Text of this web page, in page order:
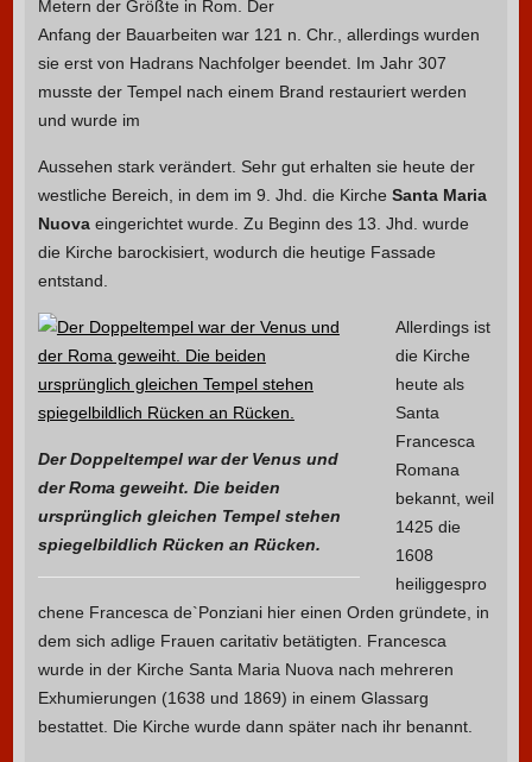
Metern der Größte in Rom. Der
Anfang der Bauarbeiten war 121 n. Chr., allerdings wurden
sie erst von Hadrans Nachfolger beendet. Im Jahr 307
musste der Tempel nach einem Brand restauriert werden
und wurde im
Aussehen stark verändert. Sehr gut erhalten sie heute der
westliche Bereich, in dem im 9. Jhd. die Kirche Santa Maria
Nuovaeingerichtet wurde. Zu Beginn des 13. Jhd. wurde
die Kirche barockisiert, wodurch die heutige Fassade
entstand.
Der Doppeltempel war der Venus und
der Roma geweiht. Die beiden
ursprünglich gleichen Tempel stehen
spiegelbildlich Rücken an Rücken.
Allerdings ist
die Kirche
heute als
Santa
Francesca
Romana
bekannt, weil
1425 die
1608
heiliggespro
chene Francesca de`Ponziani hier einen Orden gründete, in
dem sich adlige Frauen caritativ betätigten. Francesca
wurde in der Kirche Santa Maria Nuova nach mehreren
Exhumierungen (1638 und 1869) in einem Glassarg
bestattet. Die Kirche wurde dann später nach ihr benannt.